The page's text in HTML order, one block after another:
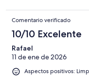
Comentario verificado
10/10 Excelente
Rafael
11 de ene de 2026
Aspectos positivos: